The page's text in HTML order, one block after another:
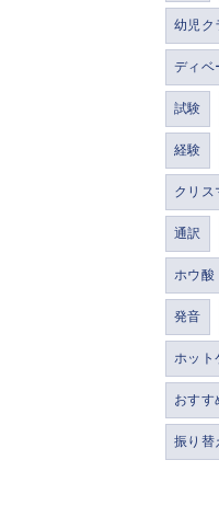
幼児ク
ディベ
試験
経験
クリス
通訳
ホウ酸
発音
ホット
おすす
振り替